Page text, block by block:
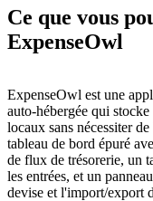
Ce que vous
ExpenseOwl
ExpenseOwl est une
auto-hébergée qui
locaux sans nécessiter
tableau de bord épuré
de flux de trésorerie, un
les entrées, et un
devise et l'import/export